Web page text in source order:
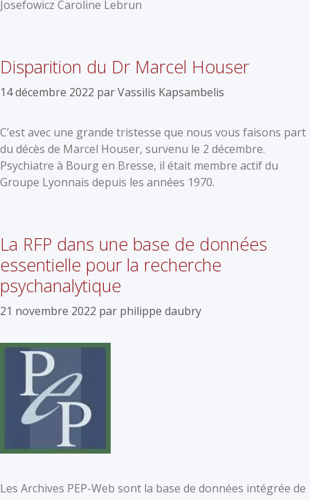
Josefowicz Caroline Lebrun
Disparition du Dr Marcel Houser
14 décembre 2022 parVassilis Kapsambelis
C’est avec une grande tristesse que nous vous faisons part
du décès de Marcel Houser, survenu le 2 décembre.
Psychiatre à Bourg en Bresse, il était membre actif du
Groupe Lyonnais depuis les années 1970.
La RFP dans une base de données
essentielle pour la recherche
psychanalytique
21 novembre 2022 par philippe daubry
Les Archives PEP-Web sont la base de données intégrée de